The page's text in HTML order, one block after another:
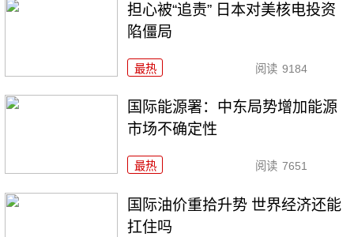
担心被“追责” 日本对美核电投资
陷僵局
最热 阅读 9184
国际能源署：中东局势增加能源
市场不确定性
最热 阅读 7651
国际油价重拾升势 世界经济还能
扛住吗